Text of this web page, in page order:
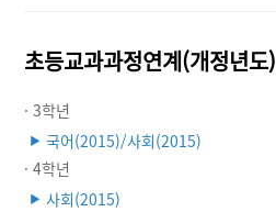
초등교과과정연계(개정년도)
· 3학년
▶ 국어(2015)/사회(2015)
· 4학년
▶ 사회(2015)